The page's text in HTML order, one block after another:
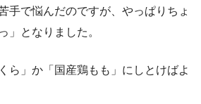
手で悩んだのですが、やっぱりちょ
」となりました。
ら」か「国産鶏もも」にしとけばよ